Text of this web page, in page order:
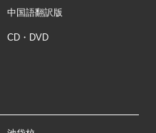
中国語翻訳版
CD・DVD